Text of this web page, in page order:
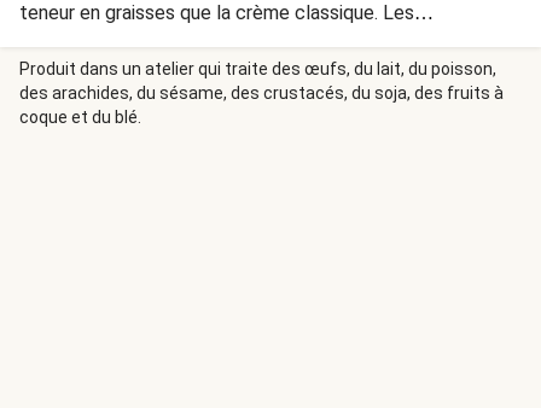
teneur en graisses que la crème classique. Les
champignons blonds, quant à eux, développent des arômes
de noix plus prononcés que ceux de leurs semblables de
couleur blanche.
Produit dans un atelier qui traite des œufs, du lait, du poisson,
des arachides, du sésame, des crustacés, du soja, des fruits à
coque et du blé.